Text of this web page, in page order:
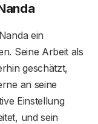
ein
Seine Arbeit als
geschätzt,
an seine
Einstellung
und sein